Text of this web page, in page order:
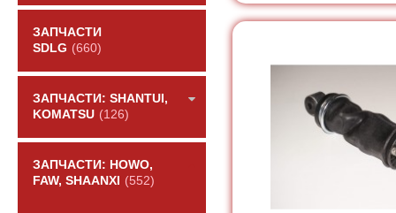
ЗАПЧАСТИ
SDLG (660)
ЗАПЧАСТИ: SHANTUI,
KOMATSU (126)
ЗАПЧАСТИ: HOWO,
FAW, SHAANXI
(552)